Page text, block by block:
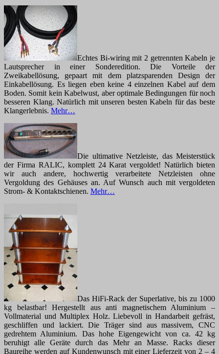
Echtes Bi-wiring mit 2 getrennten Kabeln je
Lautsprecher in einer Sonderedition. Die Vorteile der
Zweikabellösung, gepaart mit dem platzsparenden Design der
Einkabellösung. Es liegen eben keine 4 einzelnen Kabel auf dem
Boden. Somit kein Kabelwust, aber optimale Bedingungen für noch
besseren Klang. Natürlich mit unseren besten Kabeln für das beste
Klangerlebnis. Mehr…
Die ultimative Netzleiste, das Meisterstück
der Firma RALIC, komplett 24 Karat vergoldet! Natürlich bieten
wir auch andere, hochwertig verarbeitete Netzleisten ohne
Vergoldung des Gehäuses an. Auf Wunsch auch mit vergoldeten
Strom- & Kontaktschienen. Mehr…
Das HiFi-Rack der Superlative, bis zu 1000
kg belastbar! Hergestellt aus anti magnetischem Aluminium –
Vollmaterial und Multiplex Holz. Liebevoll in Handarbeit gefräst,
geschliffen und lackiert. Die Träger sind aus massivem, CNC
gedrehtem Aluminium. Das hohe Eigengewicht von ca. 42 kg
beruhigt alle Geräte durch das Mehr an Masse. Racks dieser
Baureihe werden auf Kundenwunsch mit einer Lieferzeit von 2 – 4